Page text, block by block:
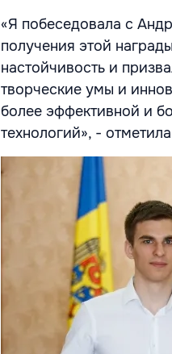
«Я побеседовала с
получения этой
настойчивость и
творческие умы и
более эффективной и
технологий», -